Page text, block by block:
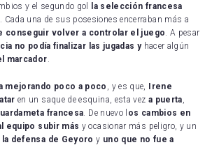
y el segundo gol
la selección francesa
. Cada una de sus posesiones encerraban más a
conseguir volver a controlar el juego. A pesar
no podía finalizar las jugadas y hacer algún
marcador.
mejorando poco a poco , y es que, Irene
en un saque de esquina, esta vez a puerta,
francesa. De nuevo l os cambios en
equipo subir más y ocasionar más peligro, y un
defensa de Geyoroy uno que no fue a